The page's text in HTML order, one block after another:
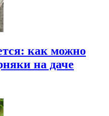
как можно
на даче